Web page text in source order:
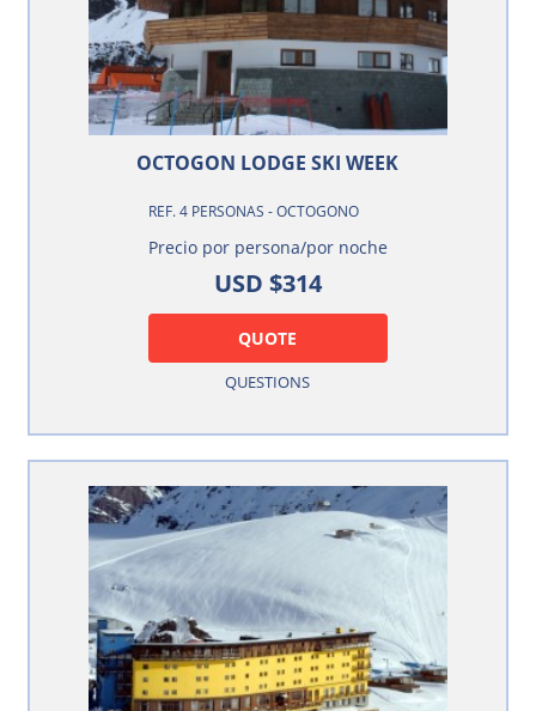
OCTOGON LODGE SKI WEEK
REF. 4 PERSONAS - OCTOGONO
Precio por persona/por noche
USD $314
QUOTE
QUESTIONS